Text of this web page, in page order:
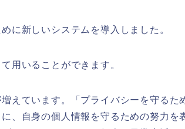
に新しいシステムを導入しました。
用いることができます。
えています。「プライバシーを守るた
、自身の個人情報を守るための努力を